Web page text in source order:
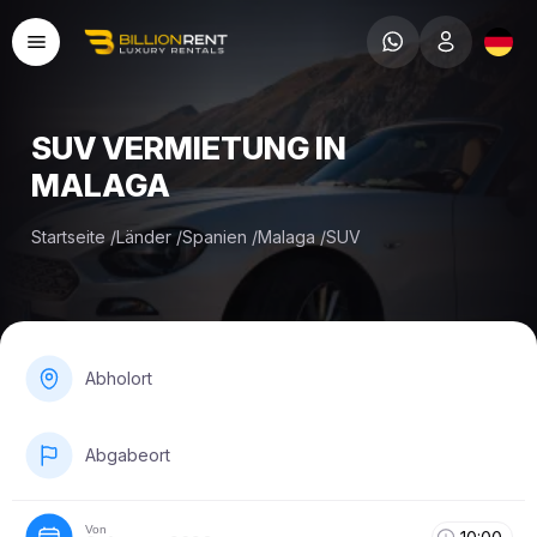
SUV VERMIETUNG IN
MALAGA
Startseite /Länder /Spanien /Malaga /SUV
Abholort
Abgabeort
Von